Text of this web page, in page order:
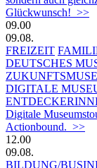
Glückwunsch! >>
09.00
09.08.
FREIZEIT
DEUTSCHES
DIGITALE
Digitale
Actionbound. >>
12.00
09.08.
BILDUNG/